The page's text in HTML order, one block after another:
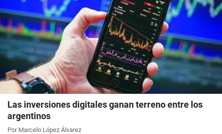
Las inversiones digitales ganan terreno entre los
argentinos
Por Marcelo López Álvarez